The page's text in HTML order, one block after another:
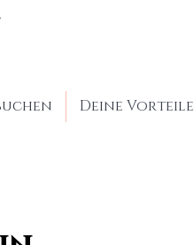
Deine Vorteile